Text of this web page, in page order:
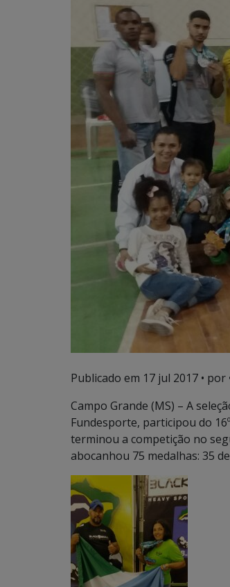
Publicado em 17 jul 2017 • por
Campo Grande (MS) – A
Fundesporte, participou do
terminou a competição no
abocanhou 75 medalhas: 35